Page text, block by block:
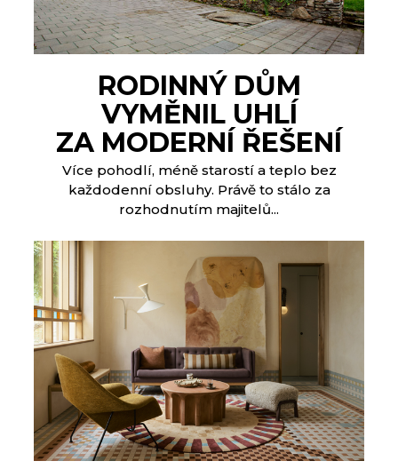
RODINNÝ DŮM
VYMĚNIL UHLÍ
ZA MODERNÍ ŘEŠENÍ
Více pohodlí, méně starostí a teplo bez
každodenní obsluhy. Právě to stálo za
rozhodnutím majitelů...